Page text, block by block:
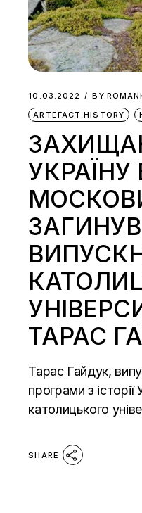
10.03.2022 BY
ARTEFACT.HISTORY
УКРАЇНУ
ТАРАС
Тарас Гайдук,
програми з історії
католицького
SHARE